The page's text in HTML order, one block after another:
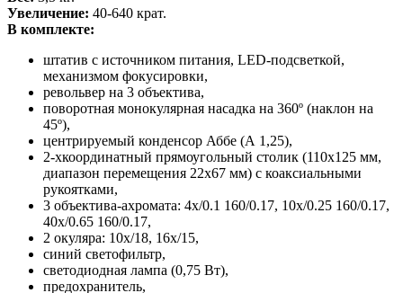
Увеличение: 40-640 крат.
В комплекте:
штатив с источником питания, LED-подсветкой,
механизмом фокусировки,
револьвер на 3 объектива,
поворотная монокулярная насадка на 360º (наклон на
45º),
центрируемый конденсор Аббе (А 1,25),
2-хкоординатный прямоугольный столик (110х125 мм,
диапазон перемещения 22х67 мм) с коаксиальными
рукоятками,
3 объектива-ахромата: 4х/0.1 160/0.17, 10х/0.25 160/0.17,
40х/0.65 160/0.17,
2 окуляра: 10х/18, 16х/15,
синий светофильтр,
светодиодная лампа (0,75 Вт),
предохранитель,